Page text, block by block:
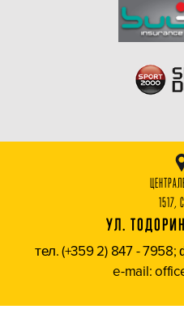
1517,
УЛ.
тел. (+359 2) 847 -
e-mail: